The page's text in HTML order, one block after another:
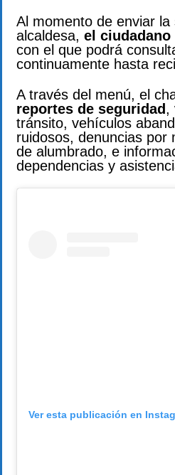
Al momento de enviar la
alcaldesa, el
con el que podrá
continuamente hasta
A través del menú, el
reportes de seguridad,
tránsito, vehículos
ruidosos, denuncias por
de alumbrado, e
dependencias y
Ver esta publicación en